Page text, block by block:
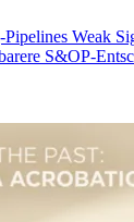
Weak
S&OP-